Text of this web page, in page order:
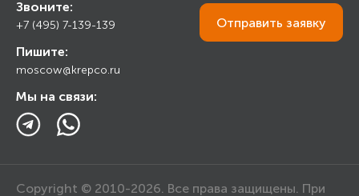
Торговым организациям
Калькулятор
Прайс лист
Ответы на вопросы
Блог
Звоните:
+7 (495) 7-139-139
Пишите:
moscow@krepco.ru
Мы на связи:
Отправить заявку
Copyright © 2010-2026. Все права защищены. При